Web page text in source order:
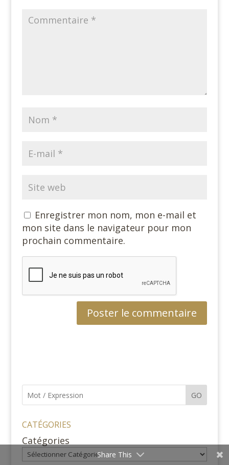
Enregistrer mon nom, mon e-mail et
mon site dans le navigateur pour mon
prochain commentaire.
GO
CATÉGORIES
Catégories
Share This